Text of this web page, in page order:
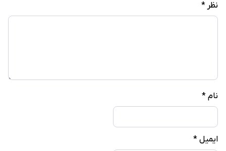
نظر *
نام *
ایمیل *